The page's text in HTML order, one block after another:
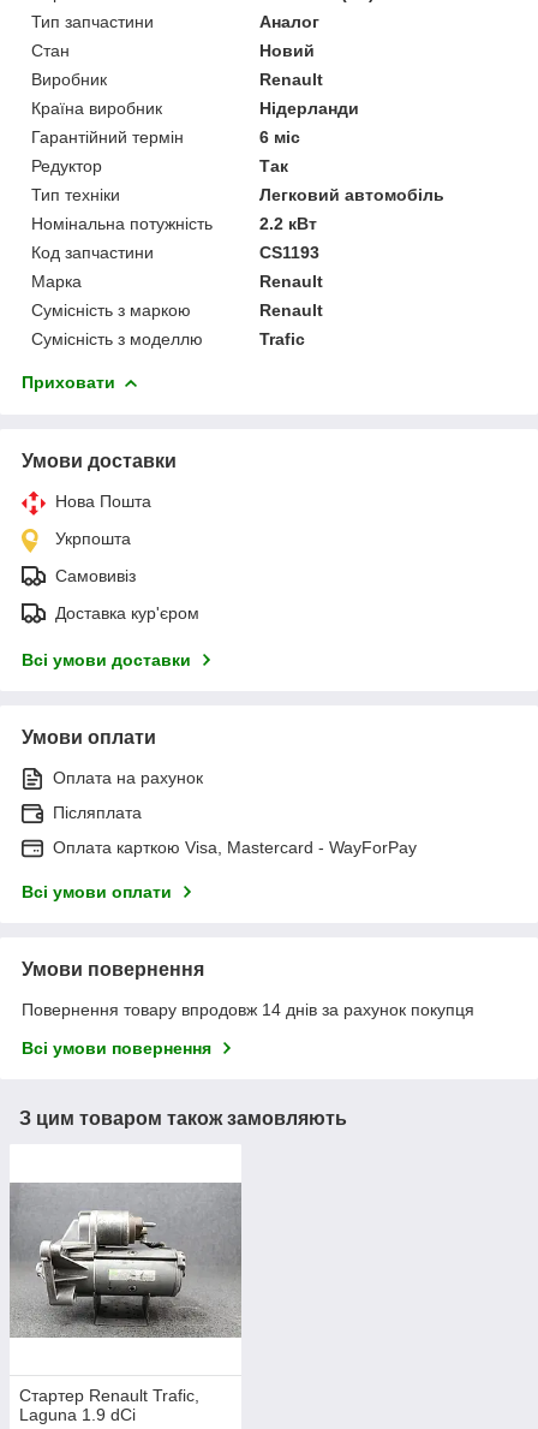
Тип запчастини
Аналог
Стан
Новий
Виробник
Renault
Країна виробник
Нідерланди
Гарантійний термін
6 міс
Редуктор
Так
Тип техніки
Легковий автомобіль
Номінальна потужність
2.2 кВт
Код запчастини
CS1193
Марка
Renault
Сумісність з маркою
Renault
Сумісність з моделлю
Trafic
Приховати
Умови доставки
Нова Пошта
Укрпошта
Самовивіз
Доставка кур'єром
Всі умови доставки
Умови оплати
Оплата на рахунок
Післяплата
Оплата карткою Visa, Mastercard - WayForPay
Всі умови оплати
Умови повернення
Повернення товару впродовж 14 днів за рахунок покупця
Всі умови повернення
З цим товаром також замовляють
Стартер Renault Trafic,
Laguna 1.9 dCi